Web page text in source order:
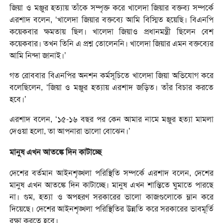
জিয়া ও মঞ্জুর হত্যায় তাঁকে সম্পৃক্ত করে খালেদা জিয়ার বক্তব্য সম্পর্কে
এরশাদ বলেন, ‘খালেদা জিয়ার বক্তব্যে আমি বিস্মিত হয়েছি। বিএনপি
কয়েকবার ক্ষমতায় ছিল। খালেদা জিয়াও প্রধানমন্ত্রী ছিলেন বেশ
কয়েকবার। তখন তিনি এ প্রশ্ন তোলেননি। খালেদা জিয়ার এমন বক্তব্যের
আমি নিন্দা জানাই।’
গত রোববার বিএনপির অনশন কর্মসূচিতে খালেদা জিয়া অভিযোগ করে
বলেছিলেন, ‘জিয়া ও মঞ্জুর হত্যায় এরশাদ জড়িত। তাঁর বিচার করতে
হবে।’
এরশাদ বলেন, ‘১৫-১৬ বছর পর কেন আমার নামে মঞ্জুর হত্যা মামলা
দেওয়া হলো, তা আপনারা ভালো বোঝেন।’
মানুষ এখন আতঙ্কে দিন কাটাচ্ছে
দেশের বর্তমান আইনশৃঙ্খলা পরিস্থিতি সম্পর্কে এরশাদ বলেন, দেশের
মানুষ এখন আতঙ্কে দিন কাটাচ্ছে। মানুষ এখন শান্তিতে ঘুমাতে পারছে
না। গুম, হত্যা ও অপহরণ সরকারের ভালো কাজগুলোকে ম্লান করে
দিয়েছে। দেশের আইনশৃঙ্খলা পরিস্থিতির উন্নতি করে সরকারের ভাবমূর্তি